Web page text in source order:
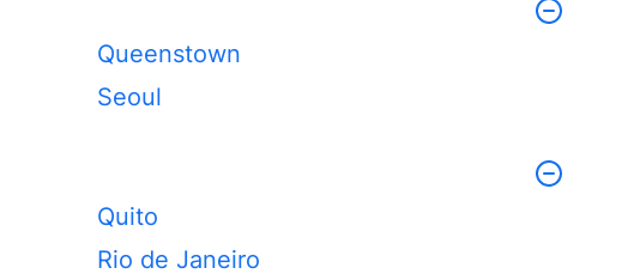
Queenstown
Seoul
Quito
Rio de Janeiro